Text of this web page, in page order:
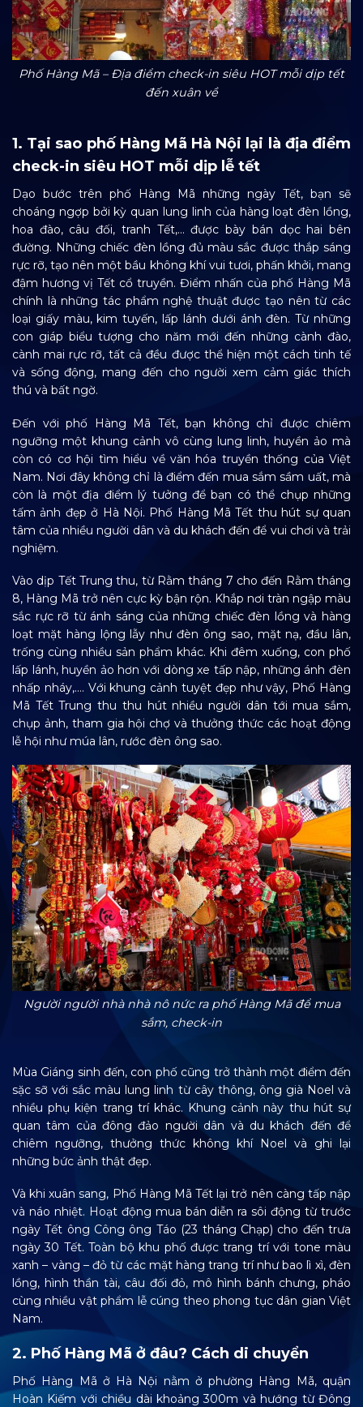
Phố Hàng Mã – Địa điểm check-in siêu HOT mỗi dịp tết
đến xuân về
1. Tại sao phố Hàng Mã Hà Nội lại là địa điểm
check-in siêu HOT mỗi dịp lễ tết
Dạo bước trên phố Hàng Mã những ngày Tết, bạn sẽ
choáng ngợp bởi kỳ quan lung linh của hàng loạt đèn lồng,
hoa đào, câu đối, tranh Tết,… được bày bán dọc hai bên
đường. Những chiếc đèn lồng đủ màu sắc được thắp sáng
rực rỡ, tạo nên một bầu không khí vui tươi, phấn khởi, mang
đậm hương vị Tết cổ truyền. Điểm nhấn của phố Hàng Mã
chính là những tác phẩm nghệ thuật được tạo nên từ các
loại giấy màu, kim tuyến, lấp lánh dưới ánh đèn. Từ những
con giáp biểu tượng cho năm mới đến những cành đào,
cành mai rực rỡ, tất cả đều được thể hiện một cách tinh tế
và sống động, mang đến cho người xem cảm giác thích
thú và bất ngờ.
Đến với phố Hàng Mã Tết, bạn không chỉ được chiêm
ngưỡng một khung cảnh vô cùng lung linh, huyền ảo mà
còn có cơ hội tìm hiểu về văn hóa truyền thống của Việt
Nam. Nơi đây không chỉ là điểm đến mua sắm sầm uất, mà
còn là một địa điểm lý tưởng để bạn có thể chụp những
tấm ảnh đẹp ở Hà Nội. Phố Hàng Mã Tết thu hút sự quan
tâm của nhiều người dân và du khách đến để vui chơi và trải
nghiệm.
Vào dịp Tết Trung thu, từ Rằm tháng 7 cho đến Rằm tháng
8, Hàng Mã trở nên cực kỳ bận rộn. Khắp nơi tràn ngập màu
sắc rực rỡ từ ánh sáng của những chiếc đèn lồng và hàng
loạt mặt hàng lộng lẫy như đèn ông sao, mặt nạ, đầu lân,
trống cùng nhiều sản phẩm khác. Khi đêm xuống, con phố
lấp lánh, huyền ảo hơn với dòng xe tấp nập, những ánh đèn
nhấp nháy,…. Với khung cảnh tuyệt đẹp như vậy, Phố Hàng
Mã Tết Trung thu thu hút nhiều người dân tới mua sắm,
chụp ảnh, tham gia hội chợ và thưởng thức các hoạt động
lễ hội như múa lân, rước đèn ông sao.
Người người nhà nhà nô nức ra phố Hàng Mã để mua
sắm, check-in
Mùa Giáng sinh đến, con phố cũng trở thành một điểm đến
sặc sỡ với sắc màu lung linh từ cây thông, ông già Noel và
nhiều phụ kiện trang trí khác. Khung cảnh này thu hút sự
quan tâm của đông đảo người dân và du khách đến để
chiêm ngưỡng, thưởng thức không khí Noel và ghi lại
những bức ảnh thật đẹp.
Và khi xuân sang, Phố Hàng Mã Tết lại trở nên càng tấp nập
và náo nhiệt. Hoạt động mua bán diễn ra sôi động từ trước
ngày Tết ông Công ông Táo (23 tháng Chạp) cho đến trưa
ngày 30 Tết. Toàn bộ khu phố được trang trí với tone màu
xanh – vàng – đỏ từ các mặt hàng trang trí như bao lì xì, đèn
lồng, hình thần tài, câu đối đỏ, mô hình bánh chưng, pháo
cùng nhiều vật phẩm lễ cúng theo phong tục dân gian Việt
Nam.
2. Phố Hàng Mã ở đâu? Cách di chuyển
Phố Hàng Mã ở Hà Nội nằm ở phường Hàng Mã, quận
Hoàn Kiếm với chiều dài khoảng 300m và hướng từ Đông